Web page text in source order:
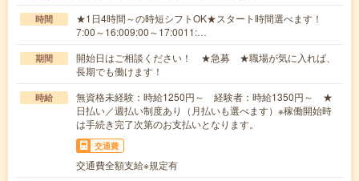
時間
★1日4時間～の時短シフトOK★スタート時間選べます！
7:00～16:009:00～17:0011:…
期間
開始日はご相談ください！ ★急募 ★職場が気に入れば、
長期でも働けます！
時給
無資格未経験：時給1250円～ 経験者：時給1350円～ ★
日払い／週払い制度あり（月払いも選べます）※稼働開始時
は手続き完了次第のお支払いとなります。
交通費
交通費全額支給※規定有